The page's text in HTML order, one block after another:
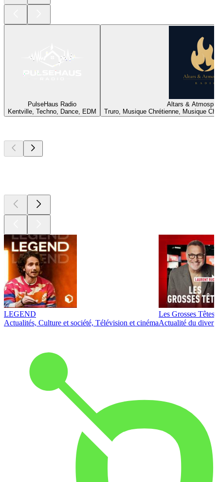
PulseHaus Radio
Kentville, Techno, Dance, EDM
Altars &
Truro, Musique Chrétienne, Musique
LEGEND
Actualités, Culture et société, Télévision et cinéma
Les Grosses Têtes
Actualité du